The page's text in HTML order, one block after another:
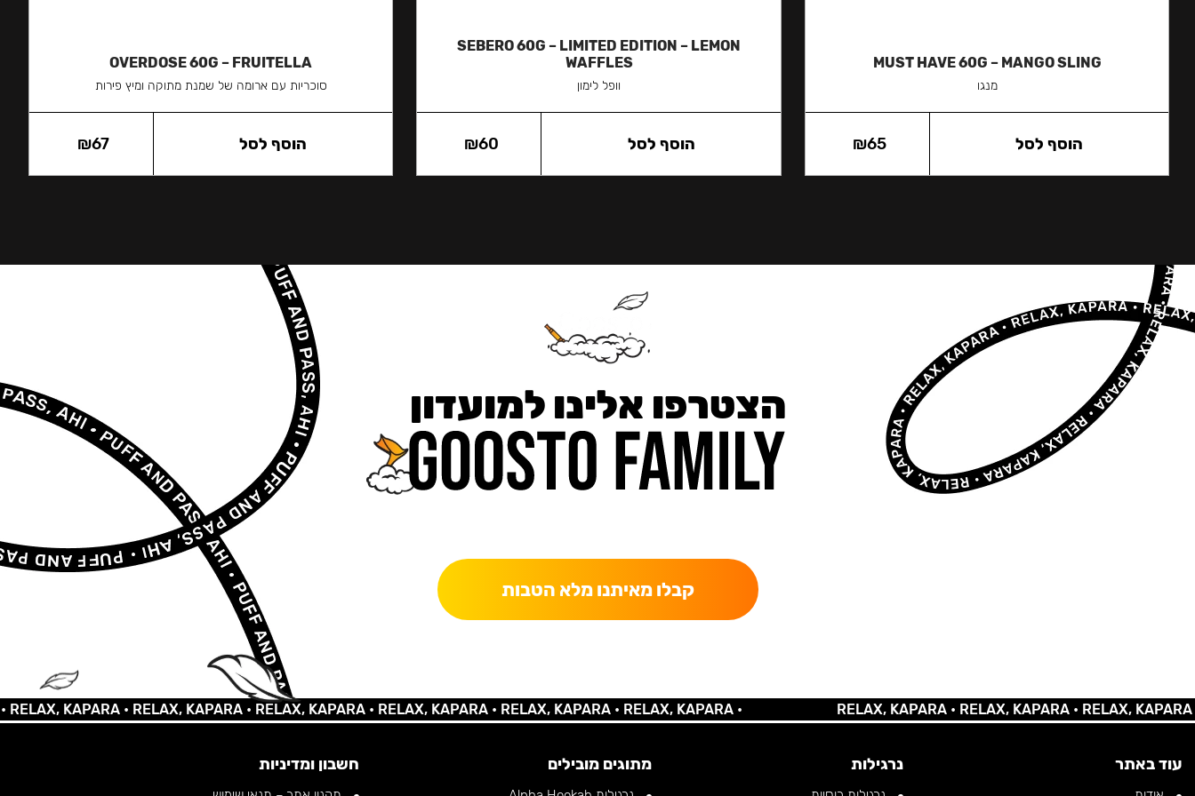
MUST HAVE 60G – MANGO SLING
מנגו
₪65 הוסף לסל
SEBERO 60G – LIMITED EDITION – LEMON
WAFFLES
וופל לימון
₪60 הוסף לסל
OVERDOSE 60G – FRUITELLA
סוכריות עם ארומה של שמנת מתוקה ומיץ פירות
₪67 הוסף לסל
הצטרפו אלינו למועדון
קבלו מאיתנו מלא הטבות
KAPARA •RELAX, KAPARA •RELAX, KAPARA •RELAX, KAPARA •RELAX, KAPARA •RELAX, KAPARA • RELAX, KAPARA •RELAX, KAPARA •RELAX, KAPARA •
עוד באתר נרגילות מתוגים מובילים חשבון ומדיניות